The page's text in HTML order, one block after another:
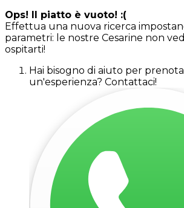
Ops! Il piatto è vuoto! :(
Effettua una nuova ricerca
parametri: le nostre Cesarine non
ospitarti!
Hai bisogno di aiuto per
un'esperienza? Contattaci!